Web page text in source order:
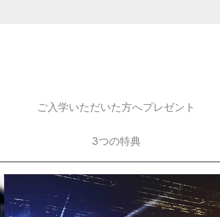
ご入学いただいた方へプレゼント
3つの特典